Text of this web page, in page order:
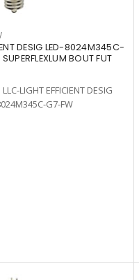
DESIG LED-8024M345C-
BOUT FUT
LIGHT EFFICIENT DESIG
G7-FW